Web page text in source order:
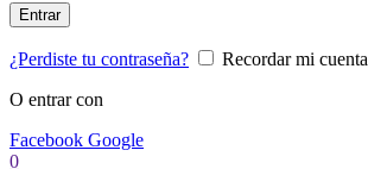
Entrar
¿Perdiste tu contraseña?
Recordar mi cuenta
O entrar con
Facebook Google
0